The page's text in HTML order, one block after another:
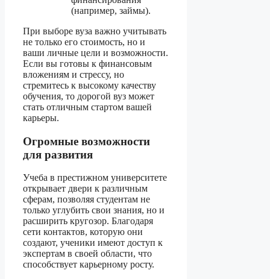
(например, займы).
При выборе вуза важно учитывать
не только его стоимость, но и
ваши личные цели и возможности.
Если вы готовы к финансовым
вложениям и стрессу, но
стремитесь к высокому качеству
обучения, то дорогой вуз может
стать отличным стартом вашей
карьеры.
Огромные возможности
для развития
Учеба в престижном университете
открывает двери к различным
сферам, позволяя студентам не
только углубить свои знания, но и
расширить кругозор. Благодаря
сети контактов, которую они
создают, ученики имеют доступ к
экспертам в своей области, что
способствует карьерному росту.